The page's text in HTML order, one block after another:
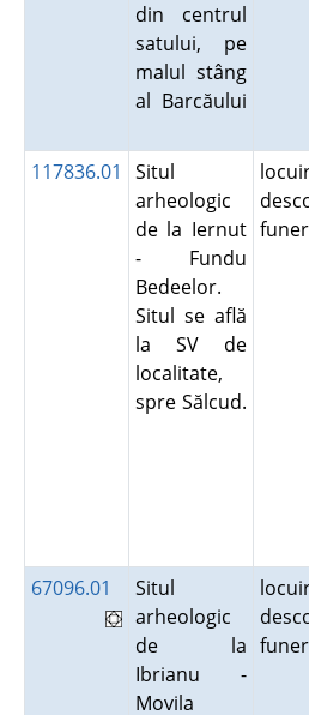
din centrul
satului, pe
malul stâng
al Barcăului
117836.01
Situl
arheologic
de la Iernut
- Fundu
Bedeelor.
Situl se află
la SV de
localitate,
spre Sălcud.
67096.01
Situl
arheologic
de la
Ibrianu -
Movila